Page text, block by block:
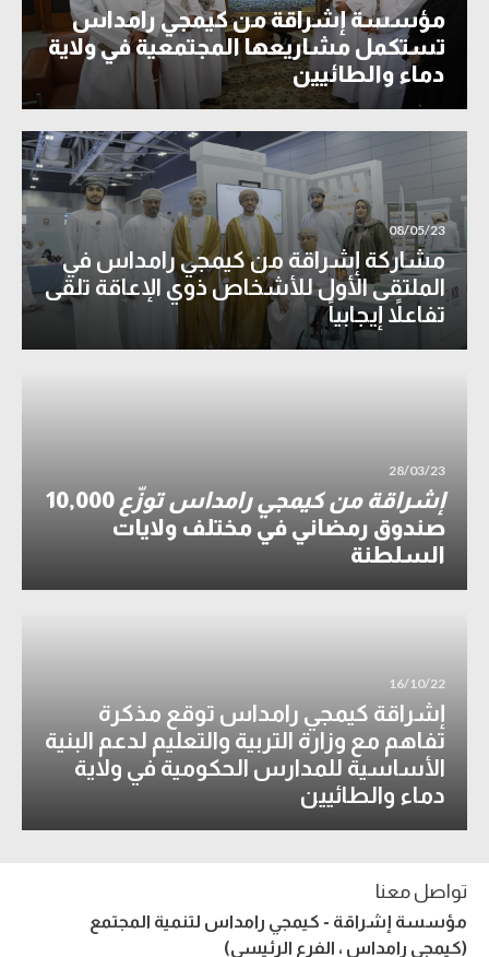
مؤسسة إشراقة من كيمجي رامداس
تستكمل مشاريعها المجتمعية في ولاية
دماء والطائيين
08/05/23
مشاركة إشراقة من كيمجي رامداس في
الملتقى الأول للأشخاص ذوي الإعاقة تلقى
تفاعلاً إيجابياً
28/03/23
إشراقة من كيمجي رامداس توزّع 10,000
صندوق رمضاني في مختلف ولايات
السلطنة
16/10/22
إشراقة كيمجي رامداس توقع مذكرة
تفاهم مع وزارة التربية والتعليم لدعم البنية
الأساسية للمدارس الحكومية في ولاية
دماء والطائيين
تواصل معنا
مؤسسة إشراقة - كيمجي رامداس لتنمية المجتمع
(كيمجي رامداس ، الفرع الرئيسي)